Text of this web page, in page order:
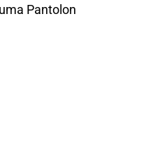
Pantolon